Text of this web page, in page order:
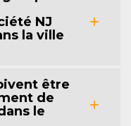
NJ
la ville
être
de
le